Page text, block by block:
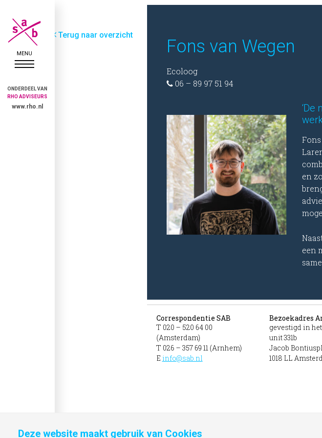
ONDERDEEL VAN
RHO ADVISEURS
www.rho.nl
Terug naar overzicht
Fons van Wegen
Ecoloog
 06 – 89 97 51 94
en
een
Correspondentie SAB
T 020 – 520 64 00
(Amsterdam)
T 026 – 357 69 11 (Arnhem)
E info@sab.nl
Bezoekadres
gevestigd in
unit 331b
Jacob
1018 LL
Deze website maakt gebruik van Cookies